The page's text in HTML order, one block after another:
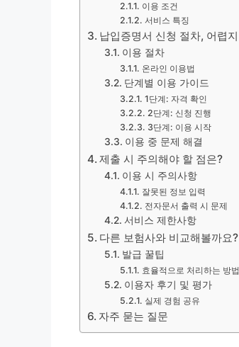
이용 조건
서비스 특징
납입증명서 신청 절차, 어렵
이용 절차
온라인 이용법
단계별 이용 가이드
1단계: 자격 확인
2단계: 신청 진행
3단계: 이용 시작
이용 중 문제 해결
제출 시 주의해야 할 점은?
이용 시 주의사항
잘못된 정보 입력
전자문서 출력 시 문제
서비스 제한사항
다른 보험사와 비교해볼까요?
발급 꿀팁
효율적으로 처리하는 방법
이용자 후기 및 평가
실제 경험 공유
자주 묻는 질문